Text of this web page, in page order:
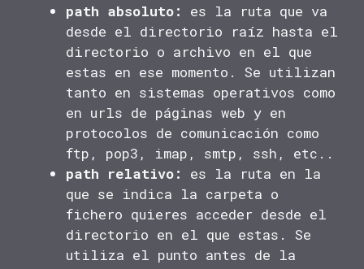
path absoluto:
es la ruta que va
desde el directorio raíz hasta el
directorio o archivo en el que
estas en ese momento. Se utilizan
tanto en sistemas operativos como
en urls de páginas web y en
protocolos de comunicación como
ftp, pop3, imap, smtp, ssh, etc..
path relativo:
es la ruta en la
que se indica la carpeta o
fichero quieres acceder desde el
directorio en el que estas. Se
utiliza el punto antes de la